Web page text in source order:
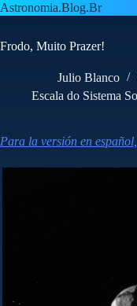
Pular
para
conteúdo
Astronomia.Blog.Br
Frodo, Muito Prazer!
Julio Blanco
Escala do Sistema
Para la versión en